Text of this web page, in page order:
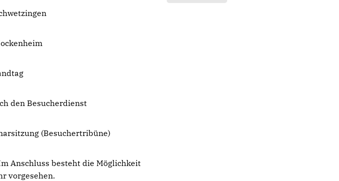
den Besucherdienst
(Besuchertribüne)
Anschluss besteht die Möglichkeit
vorgesehen.